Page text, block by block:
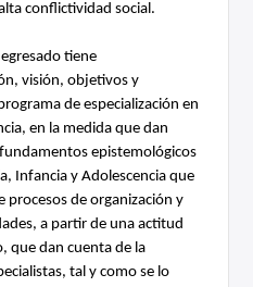
conflictividad social.
tiene
visión, objetivos y
de especialización en
en la medida que dan
epistemológicos
Infancia y Adolescencia que
de organización y
a partir de una actitud
que dan cuenta de la
tal y como se lo